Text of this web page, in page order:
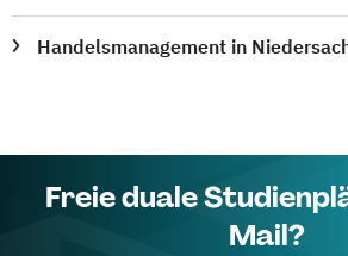
Handelsmanagement in
Freie duale
Mail?